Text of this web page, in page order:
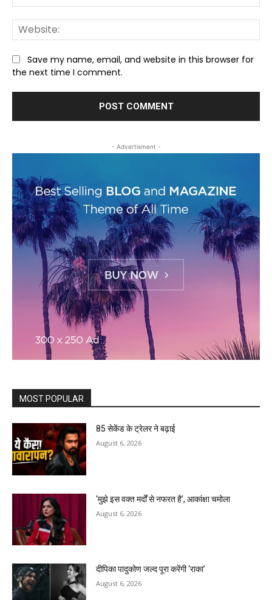
Save my name, email, and website in this browser for
the next time I comment.
- Advertisment -
MOST POPULAR
85 सेकेंड के ट्रेलर ने बढ़ाई
August 6, 2026
‘मुझे इस वक्त मर्दों से नफरत है’, आकांक्षा चमोला
August 6, 2026
दीपिका पादुकोण जल्द पूरा करेंगी ‘राका’
August 6, 2026